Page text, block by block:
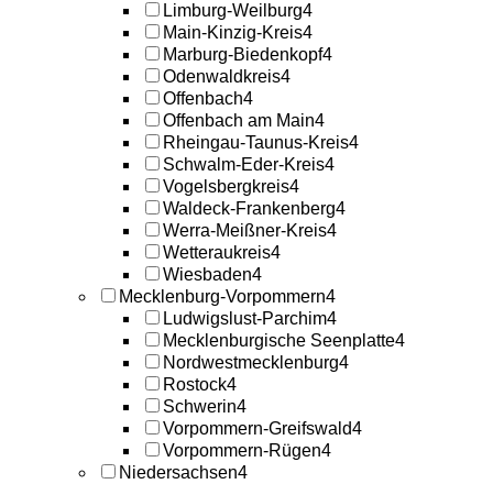
Limburg-Weilburg4
Main-Kinzig-Kreis4
Marburg-Biedenkopf4
Odenwaldkreis4
Offenbach4
Offenbach am Main4
Rheingau-Taunus-Kreis4
Schwalm-Eder-Kreis4
Vogelsbergkreis4
Waldeck-Frankenberg4
Werra-Meißner-Kreis4
Wetteraukreis4
Wiesbaden4
Mecklenburg-Vorpommern4
Ludwigslust-Parchim4
Mecklenburgische Seenplatte4
Nordwestmecklenburg4
Rostock4
Schwerin4
Vorpommern-Greifswald4
Vorpommern-Rügen4
Niedersachsen4